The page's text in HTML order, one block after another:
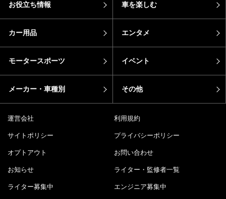
お役立ち情報 車を楽しむ
カー用品 エンタメ
モータースポーツ イベント
メーカー・車種別 その他
運営会社 利用規約
サイトポリシー プライバシーポリシー
オプトアウト お問い合わせ
お知らせ ライター・監修者一覧
ライター募集中 エンジニア募集中